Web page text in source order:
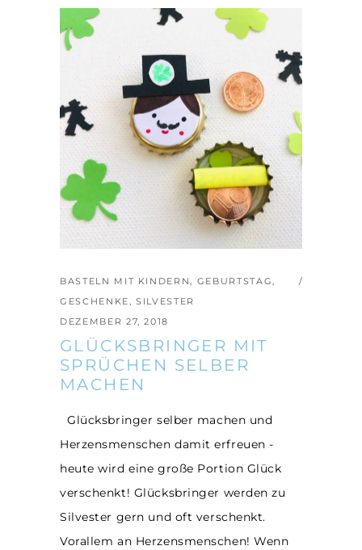
BASTELN MIT KINDERN, GEBURTSTAG,
GESCHENKE,SILVESTER
DEZEMBER 27, 2018
GLÜCKSBRINGER MIT
SPRÜCHEN SELBER
MACHEN
Glücksbringer selber machen und
Herzensmenschen damit erfreuen -
heute wird eine große Portion Glück
verschenkt! Glücksbringer werden zu
Silvester gern und oft verschenkt.
Vorallem an Herzensmenschen! Wenn